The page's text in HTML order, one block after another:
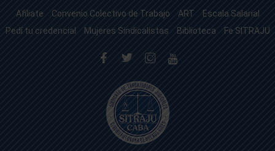
Afiliate Convenio Colectivo de Trabajo ART
Escala Salarial
Pedí tu credencial
Mujeres Sindicalistas Biblioteca Fe SITRAJU